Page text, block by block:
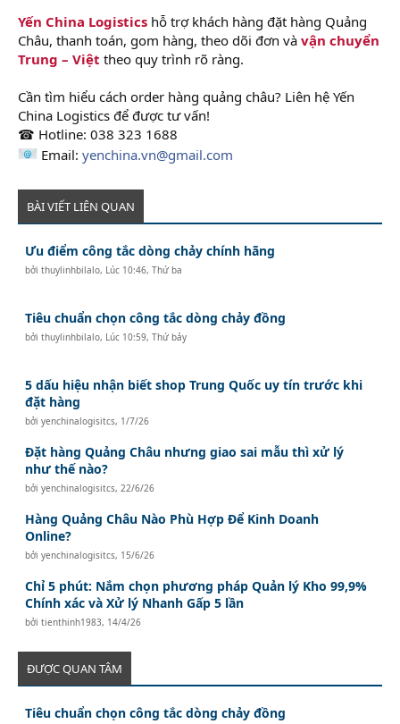
Yến China Logistics hỗ trợ khách hàng đặt hàng Quảng
Châu, thanh toán, gom hàng, theo dõi đơn và vận chuyển
Trung – Việt theo quy trình rõ ràng.
Cần tìm hiểu cách order hàng quảng châu? Liên hệ Yến
China Logistics để được tư vấn!
☎ Hotline: 038 323 1688
Email: yenchina.vn@gmail.com
BÀI VIẾT LIÊN QUAN
Ưu điểm công tắc dòng chảy chính hãng
bởithuylinhbilalo, Lúc 10:46, Thứ ba
Tiêu chuẩn chọn công tắc dòng chảy đồng
bởithuylinhbilalo, Lúc 10:59, Thứ bảy
5 dấu hiệu nhận biết shop Trung Quốc uy tín trước khi
đặt hàng
bởiyenchinalogisitcs, 1/7/26
Đặt hàng Quảng Châu nhưng giao sai mẫu thì xử lý
như thế nào?
bởiyenchinalogisitcs, 22/6/26
Hàng Quảng Châu Nào Phù Hợp Để Kinh Doanh
Online?
bởiyenchinalogisitcs, 15/6/26
Chỉ 5 phút: Nắm chọn phương pháp Quản lý Kho 99,9%
Chính xác và Xử lý Nhanh Gấp 5 lần
bởitienthinh1983, 14/4/26
ĐƯỢC QUAN TÂM
Tiêu chuẩn chọn công tắc dòng chảy đồng